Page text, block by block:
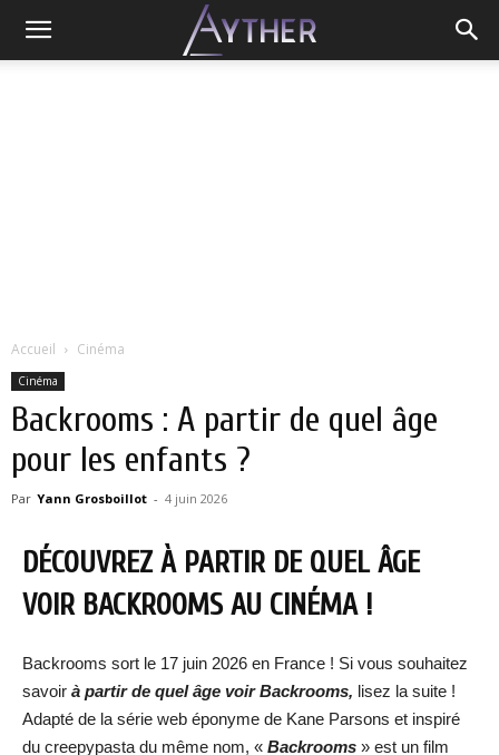
Accueil Cinéma
Cinéma
Backrooms : A partir de quel âge
pour les enfants ?
Par Yann Grosboillot - 4 juin 2026
DÉCOUVREZ À PARTIR DE QUEL ÂGE
VOIR BACKROOMS AU CINÉMA !
Backrooms sort le 17 juin 2026 en France ! Si vous souhaitez
savoir à partir de quel âge voir Backrooms, lisez la suite !
Adapté de la série web éponyme de Kane Parsons et inspiré
du creepypasta du même nom, « Backrooms » est un film